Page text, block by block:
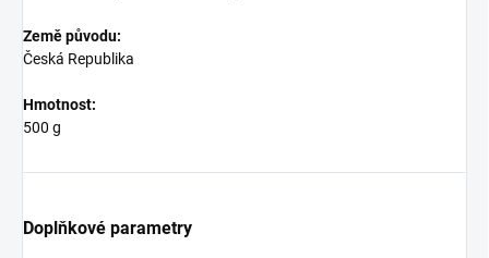
Země původu:
Česká Republika
Hmotnost:
500 g
Doplňkové parametry